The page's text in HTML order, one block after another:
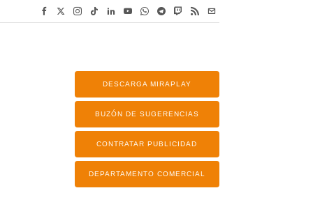
DESCARGA MIRAPLAY
BUZÓN DE SUGERENCIAS
CONTRATAR PUBLICIDAD
DEPARTAMENTO COMERCIAL